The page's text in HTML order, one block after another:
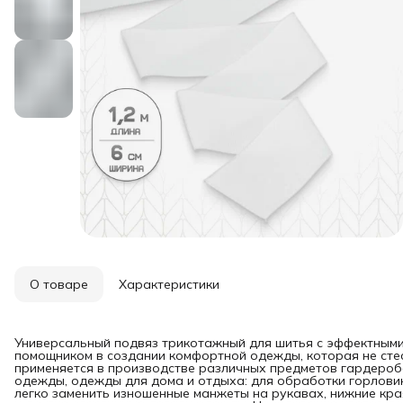
О товаре Характеристики
Универсальный подвяз трикотажный для шитья с
помощником в создании комфортной одежды, которая не
применяется в производстве различных предметов
одежды, одежды для дома и отдыха: для обработки
легко заменить изношенные манжеты на рукавах, нижние